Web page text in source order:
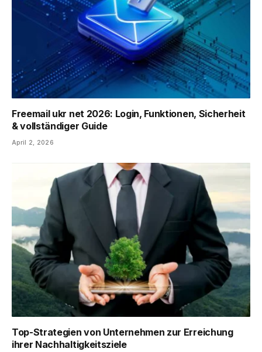
Freemail ukr net 2026: Login, Funktionen, Sicherheit
& vollständiger Guide
April 2, 2026
Top-Strategien von Unternehmen zur Erreichung
ihrer Nachhaltigkeitsziele